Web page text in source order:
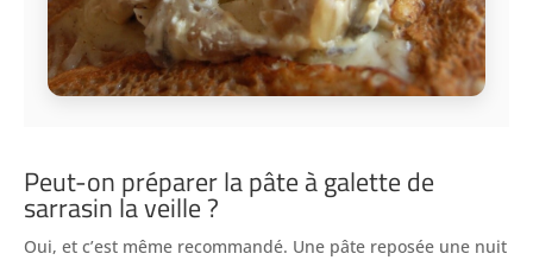
Peut-on préparer la pâte à galette de
sarrasin la veille ?
Oui, et c’est même recommandé. Une pâte reposée une nuit